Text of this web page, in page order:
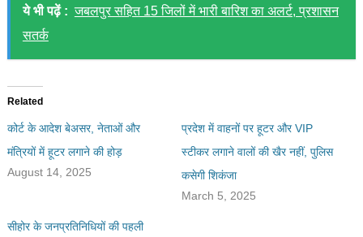
ये भी पढ़ें : जबलपुर सहित 15 जिलों में भारी बारिश का अलर्ट, प्रशासन
सतर्क
Related
कोर्ट के आदेश बेअसर, नेताओं और
मंत्रियों में हूटर लगाने की होड़
August 14, 2025
प्रदेश में वाहनों पर हूटर और VIP
स्टीकर लगाने वालों की खैर नहीं, पुलिस
कसेगी शिकंजा
March 5, 2025
सीहोर के जनप्रतिनिधियों की पहली